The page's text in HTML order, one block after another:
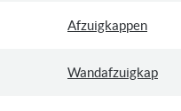
Afzuigkappen
Wandafzuigkap